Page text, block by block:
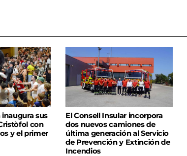
inaugura sus
con
y el primer
El Consell Insular incorpora
dos nuevos camiones de
última generación al Servicio
de Prevención y Extinción de
Incendios